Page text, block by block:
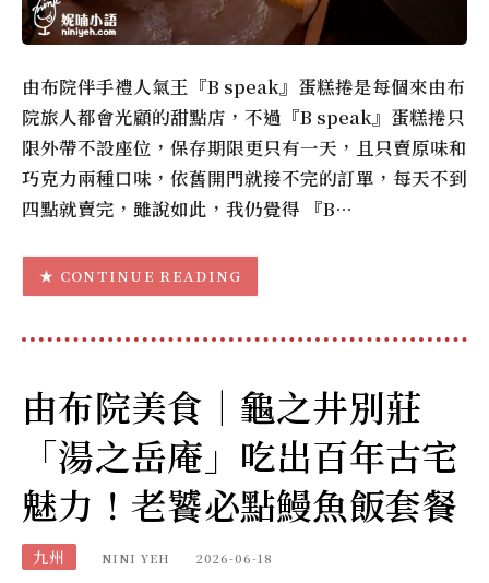
由布院伴手禮人氣王『B speak』蛋糕捲是每個來由布
院旅人都會光顧的甜點店，不過『B speak』蛋糕捲只
限外帶不設座位，保存期限更只有一天，且只賣原味和
巧克力兩種口味，依舊開門就接不完的訂單，每天不到
四點就賣完，雖說如此，我仍覺得 『B…
CONTINUE READING
由布院美食｜龜之井別莊
「湯之岳庵」吃出百年古宅
魅力！老饕必點鰻魚飯套餐
九州 NINI YEH 2026-06-18